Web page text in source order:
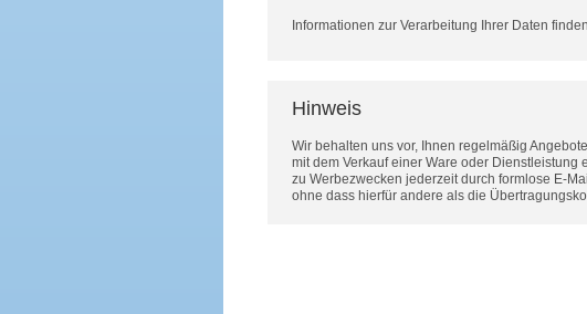
Informationen zur Verarbeitung Ihrer Daten
Hinweis
Wir behalten uns vor, Ihnen regelmäßig
mit dem Verkauf einer Ware oder
zu Werbezwecken jederzeit durch formlose E-
ohne dass hierfür andere als die